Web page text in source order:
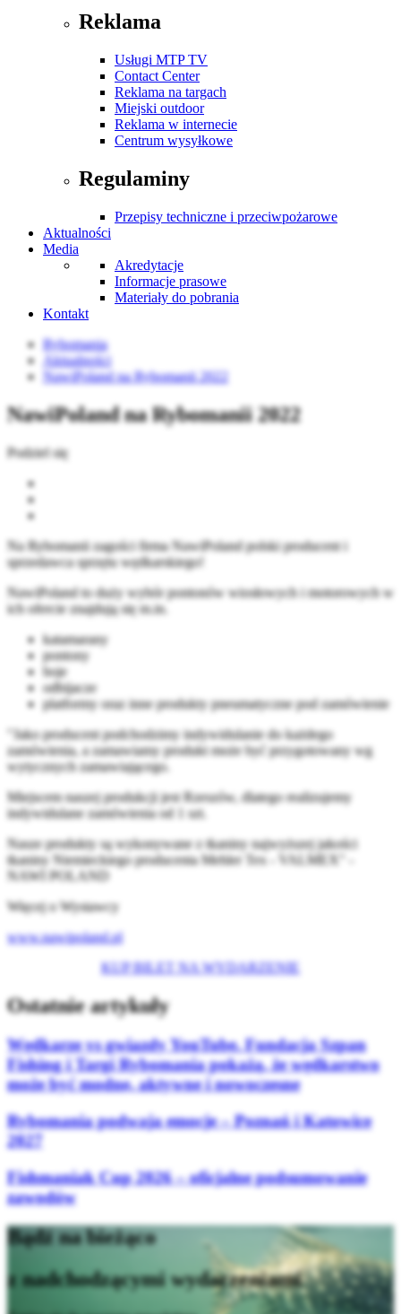
Reklama
Usługi MTP TV
Contact Center
Reklama na targach
Miejski outdoor
Reklama w internecie
Centrum wysyłkowe
Regulaminy
Przepisy techniczne i przeciwpożarowe
Aktualności
Media
Akredytacje
Informacje prasowe
Materiały do pobrania
Kontakt
Rybomania
Aktualności
NawiPoland na Rybomanii 2022
NawiPoland na Rybomanii 2022
Podziel się
Na Rybomanii zagości firma NawiPoland polski producent i
sprzedawca sprzętu wędkarskiego!
NawiPoland to duży wybór pontonów wiosłowych i motorowych w
ich ofercie znajdują się m.in.
katamarany
pontony
boje
odbijacze
platformy oraz inne produkty pneumatyczne pod zamówienie
"Jako producent podchodzimy indywidulanie do każdego
zamówienia, a zamawiamy produkt może być przygotowany wg
wytycznych zamawiającego.
Miejscem naszej produkcji jest Rzeszów, dlatego realizujemy
indywidulane zamówienia od 1 szt.
Nasze produkty są wykonywane z tkaniny najwyższej jakości
tkaniny Niemieckiego producenta Mehler Tex - VALMEX" -
NAWI POLAND
Więcej o Wystawcy
www.nawipoland.pl
KUP BILET NA WYDARZENIE
Ostatnie artykuły
Wędkarze vs gwiazdy YouTube. Fundacja Szpan
Fishing i Targi Rybomania pokażą, że wędkarstwo
może być modne, aktywne i nowoczesne
Rybomania podwaja emocje – Poznań i Katowice
2027
Fishmaniak Cup 2026 – oficjalne podsumowanie
zawodów
Bądź na bieżąco
z nadchodzącymi wydarzeniami